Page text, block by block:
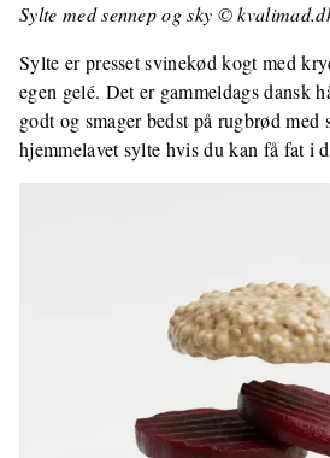
Sylte med sennep og sky ©
Sylte er presset svinekød kogt med
egen gelé. Det er gammeldags dansk
godt og smager bedst på rugbrød med
hjemmelavet sylte hvis du kan få fat i